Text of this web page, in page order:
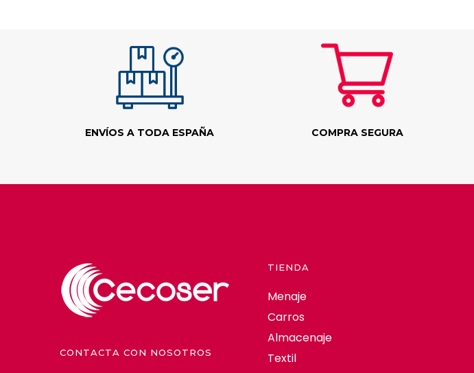
ENVÍOS A TODA ESPAÑA COMPRA SEGURA
CONTACTA CON NOSOTROS
TIENDA
Menaje
Carros
Almacenaje
Textil